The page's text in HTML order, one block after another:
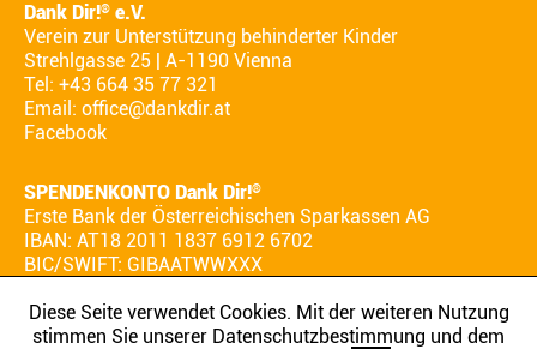
Dank Dir!® e.V.
Verein zur Unterstützung behinderter Kinder
Strehlgasse 25 | A-1190 Vienna
Tel: +43 664 35 77 321
Email: office@dankdir.at
Facebook
SPENDENKONTO Dank Dir!®
Erste Bank der Österreichischen Sparkassen AG
IBAN: AT18 2011 1837 6912 6702
BIC/SWIFT: GIBAATWWXXX
AGB IMPRESSUM DATENSCHUTZ
Diese Seite verwendet Cookies. Mit der weiteren Nutzung
stimmen Sie unserer Datenschutzbestimmung und dem